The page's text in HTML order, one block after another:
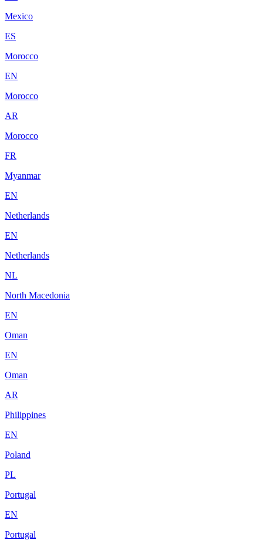
Mexico
ES
Morocco
EN
Morocco
AR
Morocco
FR
Myanmar
EN
Netherlands
EN
Netherlands
NL
North Macedonia
EN
Oman
EN
Oman
AR
Philippines
EN
Poland
PL
Portugal
EN
Portugal